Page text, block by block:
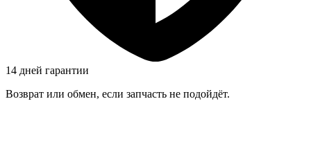
14 дней гарантии
Возврат или обмен, если запчасть не подойдёт.